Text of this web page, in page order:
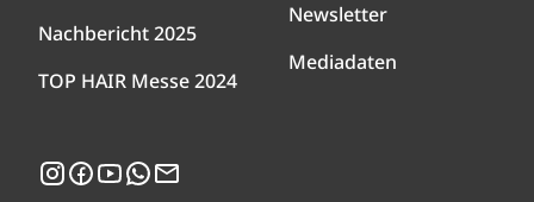
Nachbericht 2025
TOP HAIR Messe 2024
Newsletter
Mediadaten
Instagram
Facebook
YouTubeWhatsApp